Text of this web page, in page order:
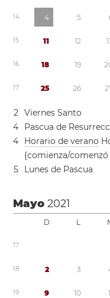
14 4 5
15 11 12 1
16 18 19 2
17 25 26 2
2 Viernes Santo
4
Pascua de
4
Horario de verano
{comienza/comenzó
5
Lunes de Pascua
Mayo2021
D L
17
18 2 3
19 9 10